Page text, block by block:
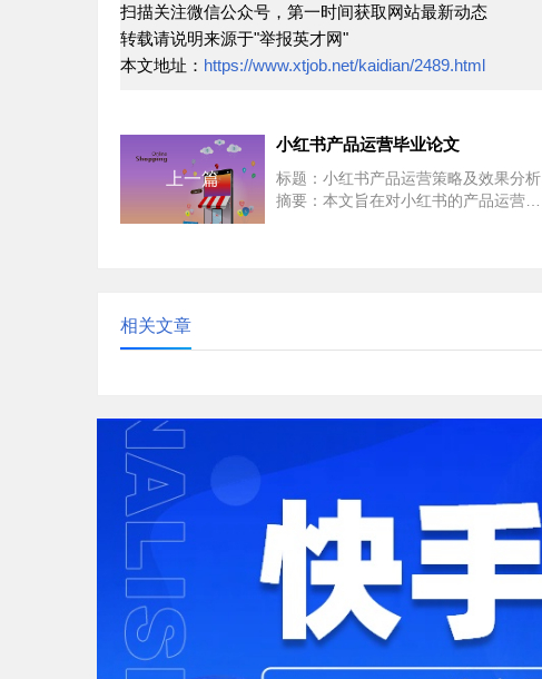
扫描关注微信公众号，第一时间获取网站最新动态
转载请说明来源于"举报英才网"
本文地址： https://www.xtjob.net/kaidian/2489.html
上一篇
小红书产品运营毕业论文
标题：小红书产品运营策略及效果分析
摘要：本文旨在对小红书的产品运营策
相关文章